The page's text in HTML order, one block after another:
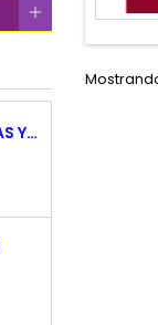
MONEDAS CHINAS YING YANG